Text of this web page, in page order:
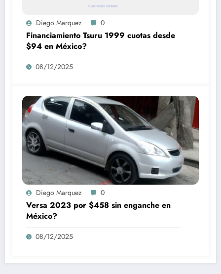
Diego Marquez 0
Financiamiento Tsuru 1999 cuotas desde
$94 en México?
08/12/2025
Diego Marquez 0
Versa 2023 por $458 sin enganche en
México?
08/12/2025